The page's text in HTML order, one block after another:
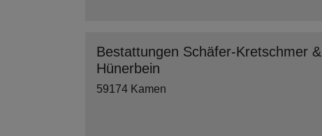
Bestattungen Schäfer-Kretschmer &
Hünerbein
59174 Kamen